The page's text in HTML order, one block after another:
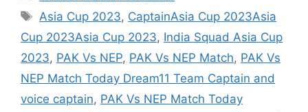
Tags
Asia Cup 2023, CaptainAsia Cup 2023Asia
Cup 2023Asia Cup 2023, India Squad Asia Cup
2023, PAK Vs NEP, PAK Vs NEP Match, PAK Vs
NEP Match Today Dream11 Team Captain and
voice captain, PAK Vs NEP Match Today